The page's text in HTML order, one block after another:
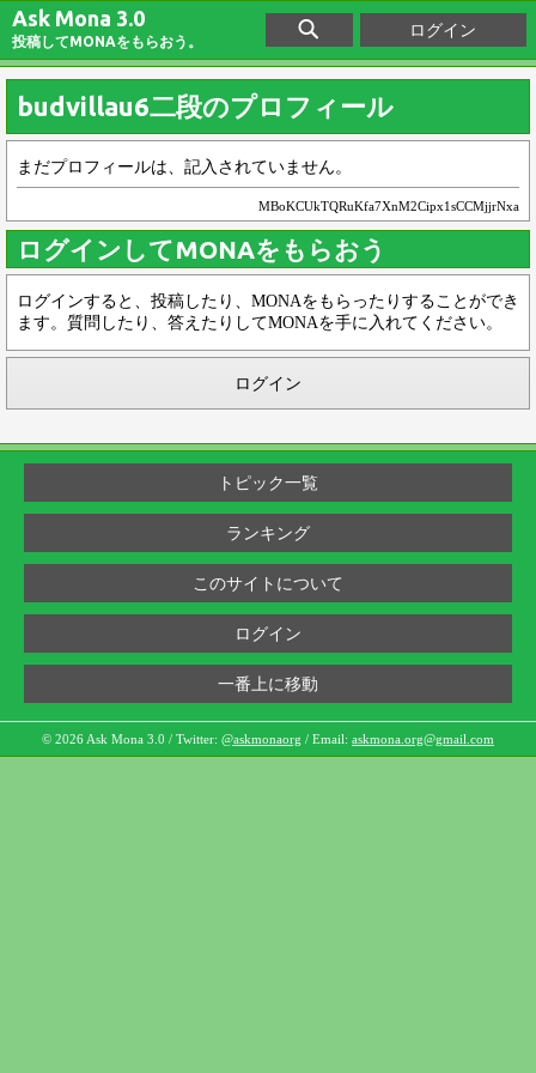
Ask Mona 3.0
投稿してMONAをもらおう。
ログイン
budvillau6二段のプロフィール
まだプロフィールは、記入されていません。
MBoKCUkTQRuKfa7XnM2Cipx1sCCMjjrNxa
ログインしてMONAをもらおう
ログインすると、投稿したり、MONAをもらったりすることができ
ます。質問したり、答えたりしてMONAを手に入れてください。
ログイン
トピック一覧
ランキング
このサイトについて
ログイン
一番上に移動
© 2026 Ask Mona 3.0 / Twitter: @askmonaorg / Email: askmona.org@gmail.com